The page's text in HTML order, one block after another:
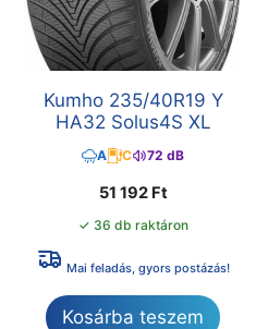
Kumho 235/40R19 Y
HA32 Solus4S XL
A C 72 dB
51 192 Ft
✓ 36 db raktáron
Mai feladás, gyors postázás!
Kosárba teszem